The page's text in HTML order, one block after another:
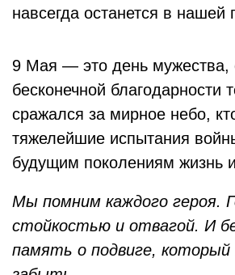
навсегда останется в нашей
9 Мая — это день мужества,
бесконечной благодарности
сражался за мирное небо,
тяжелейшие испытания
будущим поколениям жизнь
Мы помним каждого героя.
стойкостью и отвагой. И
память о подвиге, который